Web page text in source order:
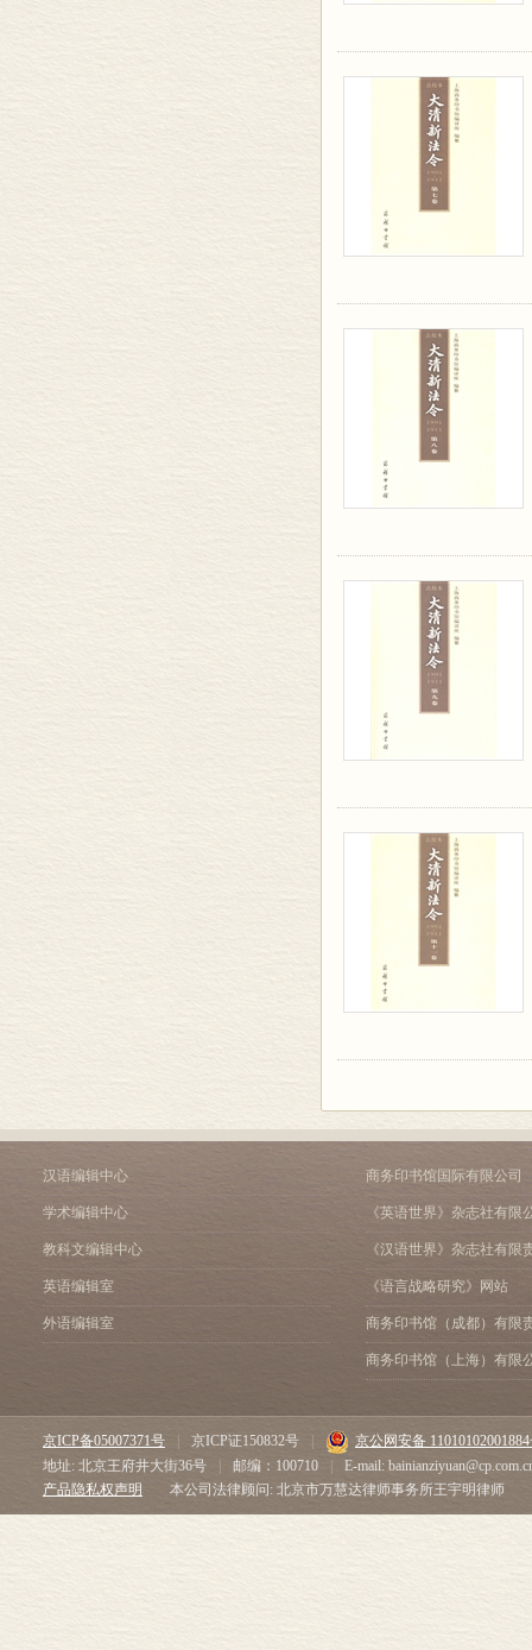
汉语编辑中心
学术编辑中心
教科文编辑中心
英语编辑室
外语编辑室
商务印书馆国际有限公司
《英语世界》杂志社有限
《汉语世界》杂志社有限
《语言战略研究》网站
商务印书馆（成都）有限
商务印书馆（上海）有限
京ICP备05007371号 京ICP证150832号
京公网安备
地址: 北京王府井大街36号
邮编：100710
E-mail:
产品隐私权声明
本公司法律顾问: 北京市万慧达律师事务所王宇明律师